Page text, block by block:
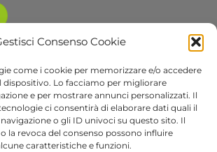
Consenso Cookie
come i cookie per memorizzare e/o accedere
dispositivo. Lo facciamo per migliorare
e per mostrare annunci personalizzati. Il
ci consentirà di elaborare dati quali il
o gli ID univoci su questo sito. Il
la revoca del consenso possono influire
caratteristiche e funzioni.
generali e di ricevere le
Stripe MasterCard
Cash
On
Apple